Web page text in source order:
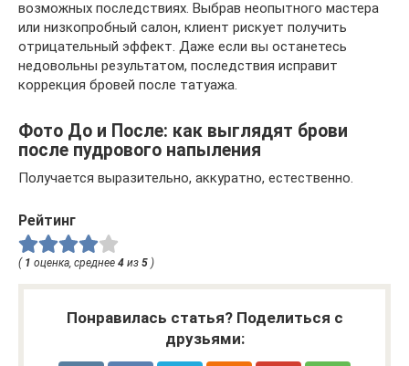
возможных последствиях. Выбрав неопытного мастера
или низкопробный салон, клиент рискует получить
отрицательный эффект. Даже если вы останетесь
недовольны результатом, последствия исправит
коррекция бровей после татуажа.
Фото До и После: как выглядят брови
после пудрового напыления
Получается выразительно, аккуратно, естественно.
Рейтинг
( 1 оценка, среднее 4 из 5 )
Понравилась статья? Поделиться с
друзьями: